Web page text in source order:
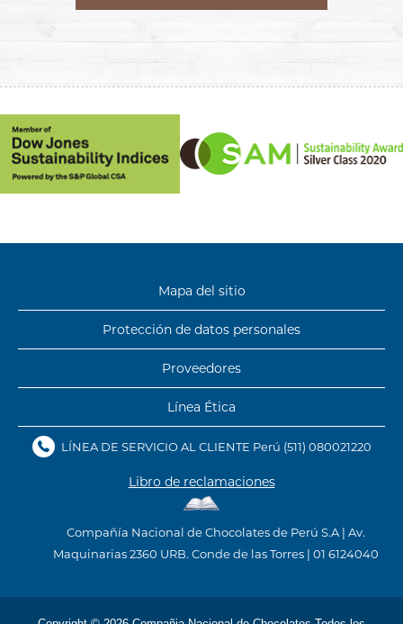
Mapa del sitio
Protección de datos personales
Proveedores
Línea Ética
LÍNEA DE SERVICIO AL CLIENTE Perú (511) 080021220
Libro de reclamaciones
Compañía Nacional de Chocolates de Perú S.A | Av.
Maquinarias 2360 URB. Conde de las Torres | 01 6124040